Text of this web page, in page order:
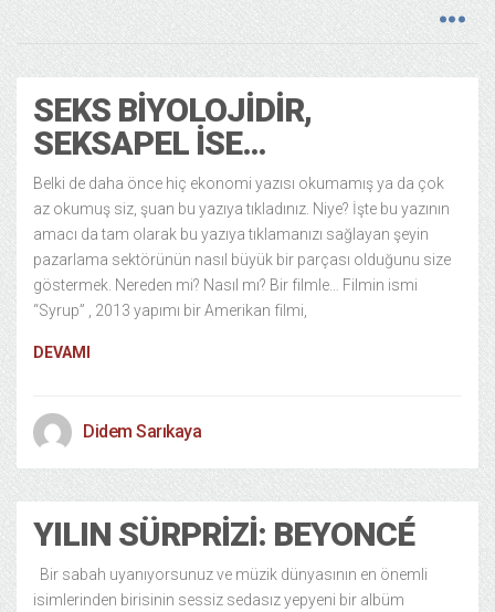
SEKS BIYOLOJIDIR,
SEKSAPEL ISE…
Belki de daha önce hiç ekonomi yazısı okumamış ya da çok
az okumuş siz, şuan bu yazıya tıkladınız. Niye? İşte bu yazının
amacı da tam olarak bu yazıya tıklamanızı sağlayan şeyin
pazarlama sektörünün nasıl büyük bir parçası olduğunu size
göstermek. Nereden mi? Nasıl mı? Bir filmle… Filmin ismi
“Syrup” , 2013 yapımı bir Amerikan filmi,
DEVAMI
Didem Sarıkaya
YILIN SÜRPRIZI: BEYONCÉ
Bir sabah uyanıyorsunuz ve müzik dünyasının en önemli
isimlerinden birisinin sessiz sedasız yepyeni bir albüm